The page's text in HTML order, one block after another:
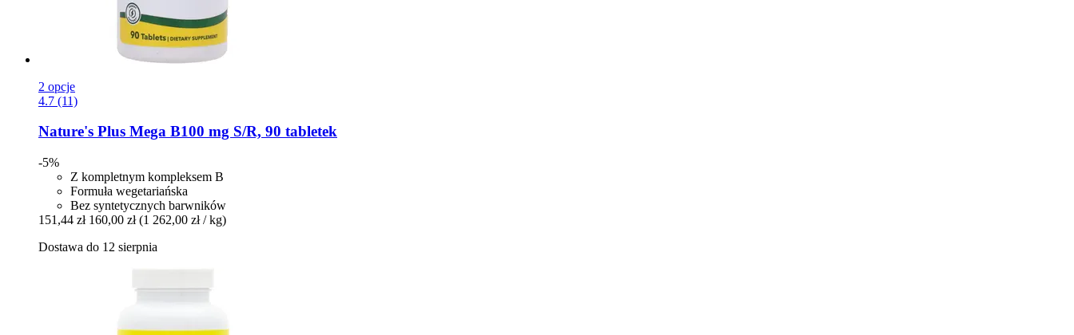
2 opcje
4.7 (11)
Nature's Plus Mega B100 mg S/R, 90 tabletek
-5%
Z kompletnym kompleksem B
Formuła wegetariańska
Bez syntetycznych barwników
151,44 zł 160,00 zł (1 262,00 zł / kg)
Dostawa do 12 sierpnia